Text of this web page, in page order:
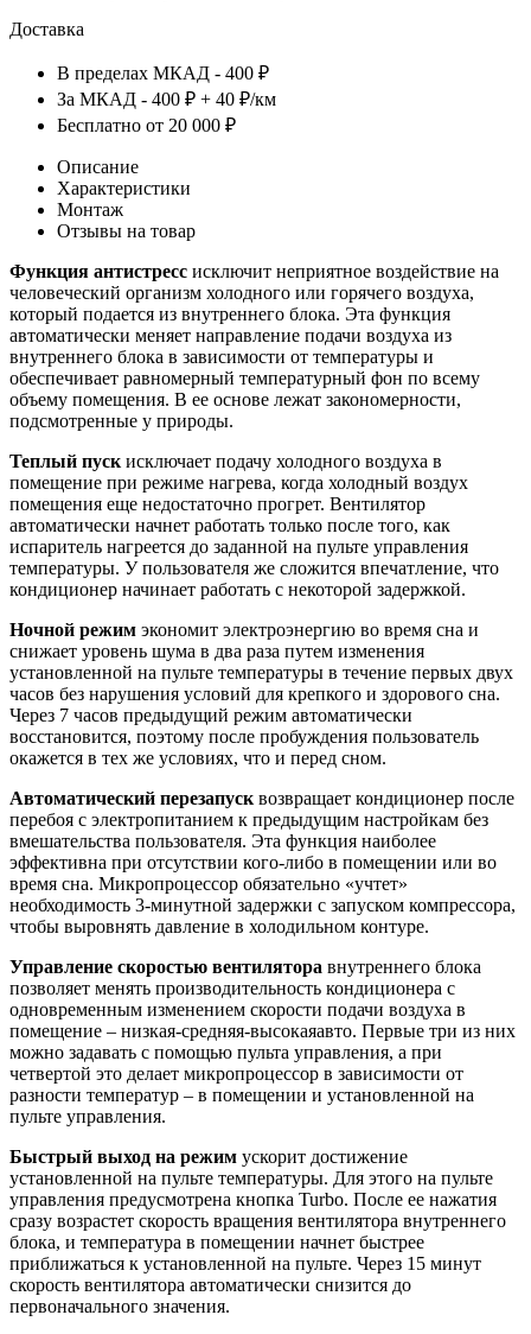
Доставка
В пределах МКАД - 400 ₽
За МКАД - 400 ₽ + 40 ₽/км
Бесплатно от 20 000 ₽
Описание
Характеристики
Монтаж
Отзывы на товар
Функция антистресс исключит неприятное воздействие на
человеческий организм холодного или горячего воздуха,
который подается из внутреннего блока. Эта функция
автоматически меняет направление подачи воздуха из
внутреннего блока в зависимости от температуры и
обеспечивает равномерный температурный фон по всему
объему помещения. В ее основе лежат закономерности,
подсмотренные у природы.
Теплый пуск исключает подачу холодного воздуха в
помещение при режиме нагрева, когда холодный воздух
помещения еще недостаточно прогрет. Вентилятор
автоматически начнет работать только после того, как
испаритель нагреется до заданной на пульте управления
температуры. У пользователя же сложится впечатление, что
кондиционер начинает работать с некоторой задержкой.
Ночной режим экономит электроэнергию во время сна и
снижает уровень шума в два раза путем изменения
установленной на пульте температуры в течение первых двух
часов без нарушения условий для крепкого и здорового сна.
Через 7 часов предыдущий режим автоматически
восстановится, поэтому после пробуждения пользователь
окажется в тех же условиях, что и перед сном.
Автоматический перезапуск возвращает кондиционер после
перебоя с электропитанием к предыдущим настройкам без
вмешательства пользователя. Эта функция наиболее
эффективна при отсутствии кого-либо в помещении или во
время сна. Микропроцессор обязательно «учтет»
необходимость 3-минутной задержки с запуском компрессора,
чтобы выровнять давление в холодильном контуре.
Управление скоростью вентилятора внутреннего блока
позволяет менять производительность кондиционера с
одновременным изменением скорости подачи воздуха в
помещение – низкая-средняя-высокаяавто. Первые три из них
можно задавать с помощью пульта управления, а при
четвертой это делает микропроцессор в зависимости от
разности температур – в помещении и установленной на
пульте управления.
Быстрый выход на режим ускорит достижение
установленной на пульте температуры. Для этого на пульте
управления предусмотрена кнопка Turbo. После ее нажатия
сразу возрастет скорость вращения вентилятора внутреннего
блока, и температура в помещении начнет быстрее
приближаться к установленной на пульте. Через 15 минут
скорость вентилятора автоматически снизится до
первоначального значения.